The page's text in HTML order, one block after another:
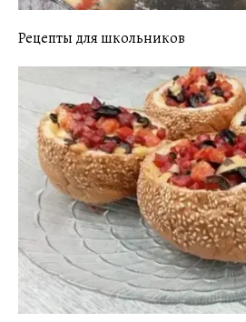
Рецепты для школьников